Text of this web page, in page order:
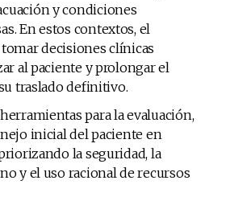
y condiciones
En estos contextos, el
decisiones clínicas
al paciente y prolongar el
traslado definitivo.
para la evaluación,
inicial del paciente en
la seguridad, la
y el uso racional de recursos